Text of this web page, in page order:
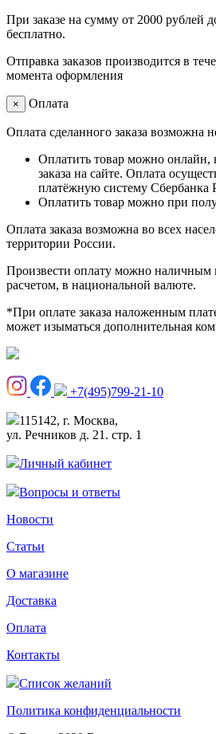
При заказе на сумму от 2000 рублей
бесплатно.
Отправка заказов производится в
момента оформления
× Оплата
Оплата сделанного заказа возможна
Оплатить товар можно онлайн,
заказа на сайте. Оплата
платёжную систему Сбербанка
Оплатить товар можно при
Оплата заказа возможна во всех
территории России.
Произвести оплату можно наличным
расчетом, в национальной валюте.
*При оплате заказа наложенным
может изыматься дополнительная
+7(495)799-21-10
115142, г. Москва,
ул. Речников д. 21. стр. 1
Личный кабинет
Вопросы и ответы
Новости
Статьи
О магазине
Доставка
Оплата
Контакты
Список желаний
Политика конфиденциальности